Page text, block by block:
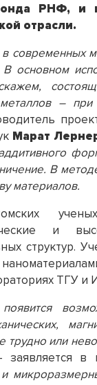
РНФ, и
отрасли.
современных
основном
металлов –
Марат
В
материалов.
и
структур.
ТГУ
появится
трудно или
заявляется в